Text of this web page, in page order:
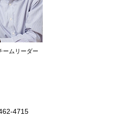
ームリーダー
4715